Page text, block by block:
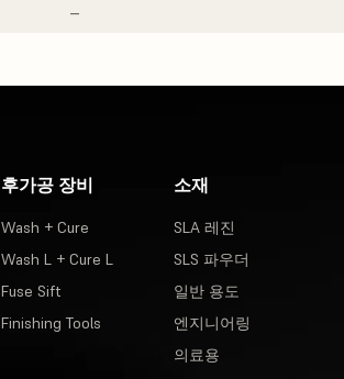
–
후가공 장비
Wash + Cure
Wash L + Cure L
Fuse Sift
Finishing Tools
소재
SLA 레진
SLS 파우더
일반 용도
엔지니어링
의료용